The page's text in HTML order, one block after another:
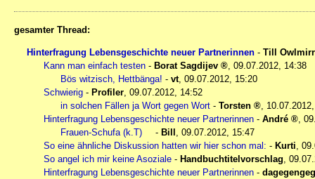
gesamter Thread:
Hinterfragung Lebensgeschichte neuer Partnerinnen - Till
Kann man einfach testen - Borat Sagdijev , 09.07.2012, 14:38
Bös witzisch, Hettbänga! - vt, 09.07.2012, 15:20
Schwierig - Profiler, 09.07.2012, 14:52
in solchen Fällen ja Wort gegen Wort - Torsten ,
Hinterfragung Lebensgeschichte neuer Partnerinnen - André ,
Frauen-Schufa (k.T)
- Bill , 09.07.2012, 15:47
So eine ähnliche Diskussion hatten wir hier schon mal: - Kurti,
So angel ich mir keine Asoziale - Handbuchtitelvorschlag,
Hinterfragung Lebensgeschichte neuer Partnerinnen -